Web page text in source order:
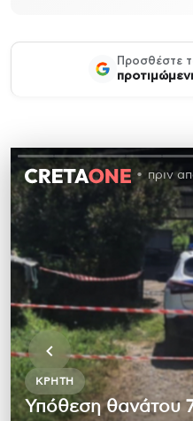
Προσθέστε
πριν
ΚΡΉΤΗ
Υπόθεση θανάτου